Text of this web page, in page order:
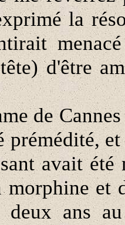
la
d'être
Cannes
avait
morphine
deux ans